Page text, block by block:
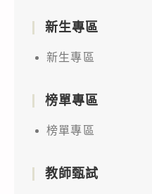
新生專區
新生專區
榜單專區
榜單專區
教師甄試